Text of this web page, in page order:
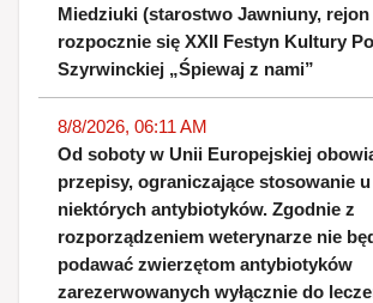
Miedziuki (starostwo Jawniuny,
rozpocznie się XXII Festyn Kultury
Szyrwinckiej „Śpiewaj z nami”
8/8/2026, 06:11 AM
Od soboty w Unii Europejskiej
przepisy, ograniczające stosowanie
niektórych antybiotyków. Zgodnie z
rozporządzeniem weterynarze nie
podawać zwierzętom antybiotyków
zarezerwowanych wyłącznie do